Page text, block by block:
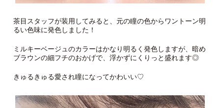
茶目スタッフが装用してみると、元の瞳の色からワントーン明
るい色味に発色しました！
ミルキーベージュのカラーはかなり明るく発色しますが、暗め
ブラウンの細フチのおかげで、浮かずにくりっと盛れます◎
きゅるきゅる愛され瞳になってかわいい♡